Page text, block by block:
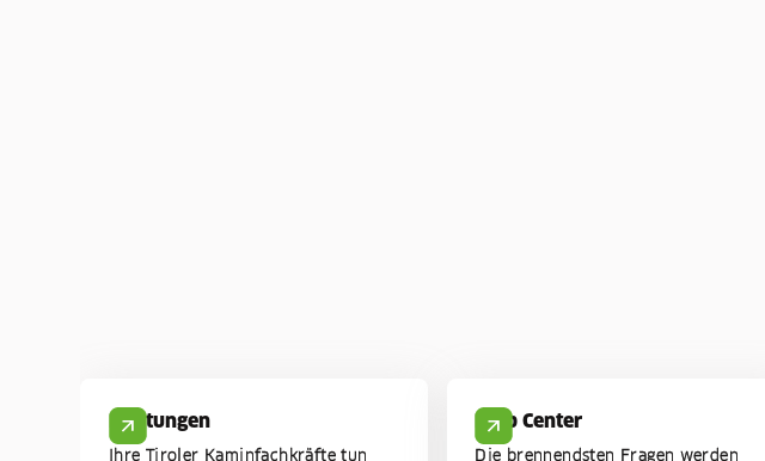
Leistungen
Ihre Tiroler Kaminfachkräfte tun
Help Center
Die brennendsten Fragen werden